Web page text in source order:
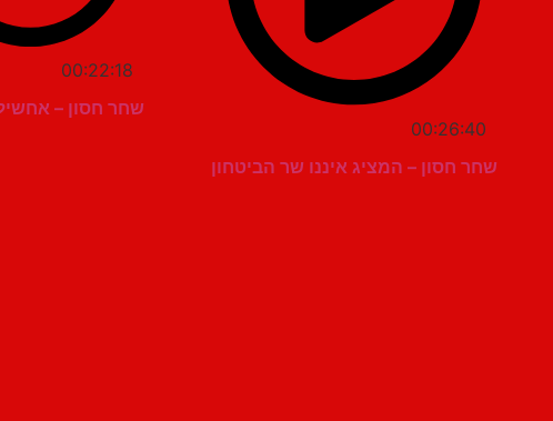
00:26:40
שחר חסון – המציג איננו שר הביטחון
00:22:18
שחר חסון –